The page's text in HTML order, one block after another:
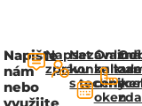
Napište
nám
nebo
Napsat
zprávu
Nezávazná
konzultace
s
Online
ceny
oken